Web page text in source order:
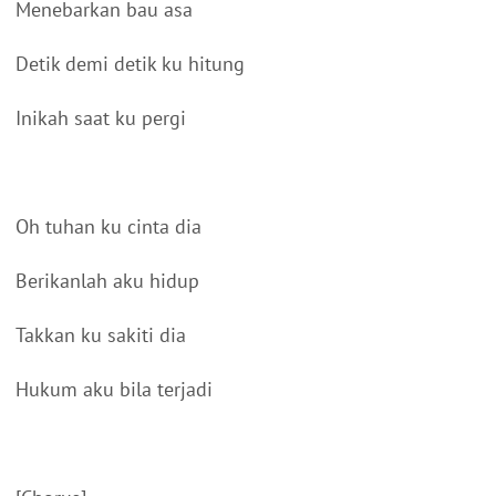
Menebarkan bau asa
Detik demi detik ku hitung
Inikah saat ku pergi
Oh tuhan ku cinta dia
Berikanlah aku hidup
Takkan ku sakiti dia
Hukum aku bila terjadi